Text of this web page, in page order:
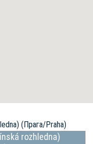
rozhledna)